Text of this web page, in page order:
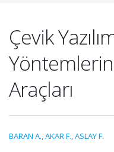
Çevik
Araçları
BARAN A.,AKAR F.,ASLAY F.